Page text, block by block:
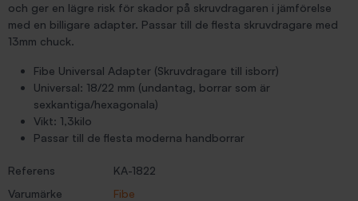
och ger en lägre risk för skador på skruvdragaren i jämförelse
med en billigare adapter. Passar till de flesta skruvdragare med
13mm chuck.
Fibe Universal Adapter (Skruvdragare till isborr)
Universal: 18/22 mm (undantag, borrar som är
sexkantiga/hexagonala)
Vikt: 1,3kilo
Passar till de flesta moderna handborrar
Referens
KA-1822
Varumärke
Fibe